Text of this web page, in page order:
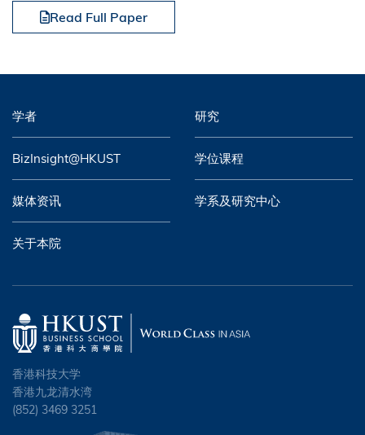
Read Full Paper
学者 研究
BizInsight@HKUST 学位课程
媒体资讯 学系及研究中心
关于本院
香港科技大学
香港九龙清水湾
(852) 3469 3251